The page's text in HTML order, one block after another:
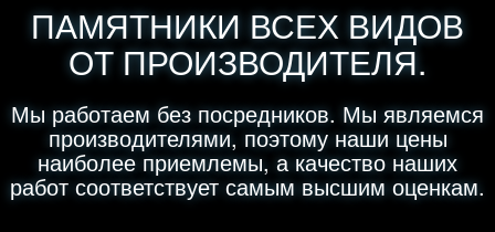
ПАМЯТНИКИ ВСЕХ ВИДОВ
ОТ ПРОИЗВОДИТЕЛЯ.
Мы работаем без посредников. Мы являемся
производителями, поэтому наши цены
наиболее приемлемы, а качество наших
работ соответствует самым высшим оценкам.